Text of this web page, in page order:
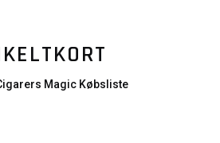
Magic Købsliste